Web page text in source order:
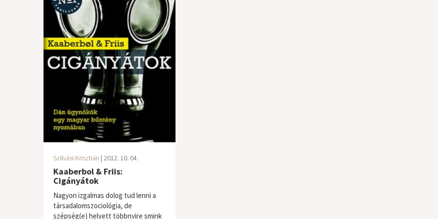
Szilvási Krisztián | 2012. 10. 04.
Kaaberbol & Friis:
Cigányátok
Nagyon izgalmas dolog tud lenni a
társadalomszociológia, de
szépség(e) helyett többnyire smink